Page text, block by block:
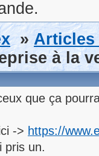
»Articles
à la
que ça
-> https://
pris un.